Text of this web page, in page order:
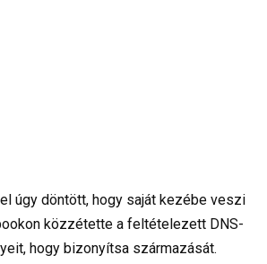
úgy döntött, hogy saját kezébe veszi
közzétette a feltételezett DNS-
hogy bizonyítsa származását.